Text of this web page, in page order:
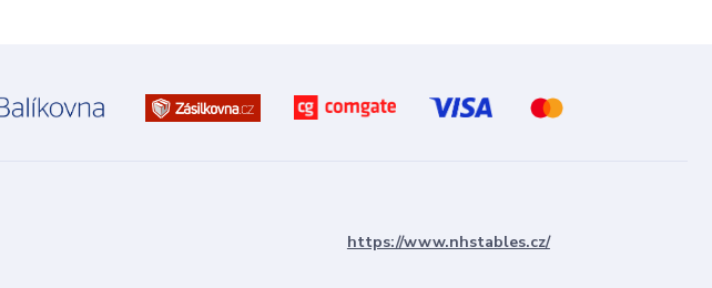
https://www.nhstables.cz/